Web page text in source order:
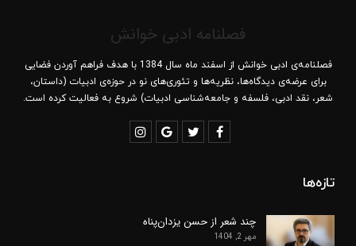
فصلنامه ادبی خوانش
فصلنامه‌ی ادبی خوانش از اسفند ماه سال 1384 با هدف فراهم آوردن فضایی
برای عرضه‌ی دیدگاه‌ها، نظریه‌ها و تئوری‌های نو در حوزه‌ی ادبیات (داستان،
شعر، نقد ادبی، فلسفه و جامعه‌شناسی ادبیات) شروع به فعالیت کرده است.
تازه‌ها
چند شعر از حسن یزدان‌پناه
مهر 2, 1404